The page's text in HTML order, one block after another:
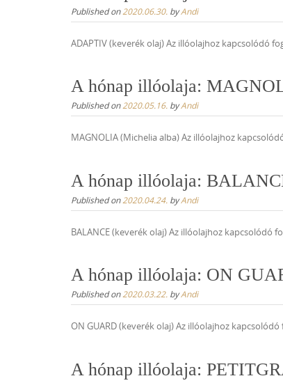
Published on2020.06.30. byAndi
ADAPTIV (keverék olaj) Az illóolajhoz kapcsolódó
A hónap illóolaja:
Published on2020.05.16. byAndi
MAGNOLIA (Michelia alba) Az illóolajhoz
A hónap illóolaja:
Published on2020.04.24. byAndi
BALANCE (keverék olaj) Az illóolajhoz
A hónap illóolaja: ON
Published on2020.03.22. byAndi
ON GUARD (keverék olaj) Az illóolajhoz
A hónap illóolaja: